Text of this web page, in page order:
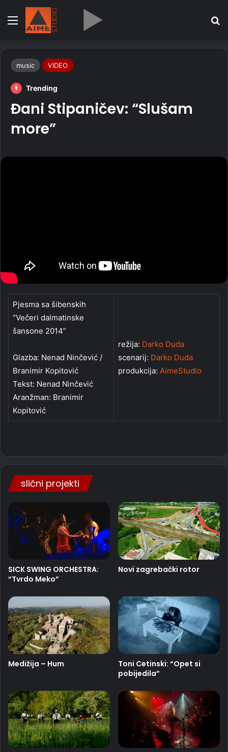
Menu
music VIDEO
Trending
Đani Stipaničev: “Slušam
more”
Pjesma sa šibenskih
“Večeri dalmatinske
šansone 2014”
Glazba: Nenad Ninčević /
Branimir Kopitović
Tekst: Nenad Ninčević
Aranžman: Branimir
Kopitović
režija: Darko Duda
scenarij: Darko Duda
produkcija: AimeStudio
slični projekti
SICK SWING ORCHESTRA:
“Tvrdo Meko”
Novi zagrebački rotor
Medižija – Hum
Toni Cetinski: “Opet si
pobijedila”